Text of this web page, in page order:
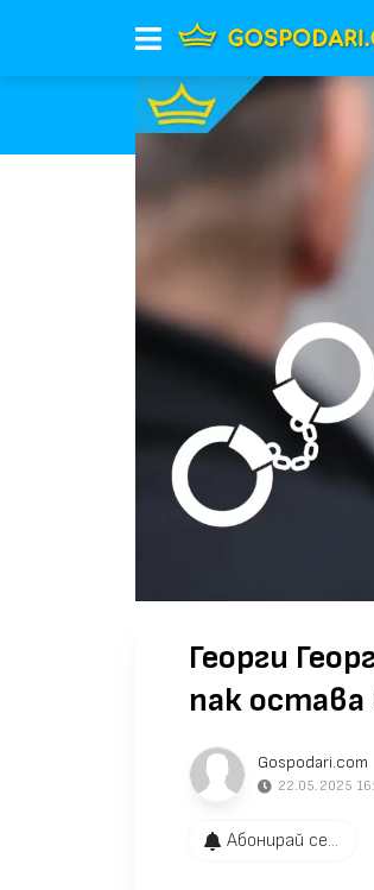
Георги
пак остава
Gospodari.com
22.05.2025
Абонирай се...